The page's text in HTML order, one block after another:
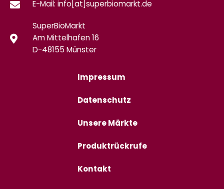
E-Mail: info[at]superbiomarkt.de
SuperBioMarkt
Am Mittelhafen 16
D-48155 Münster
Impressum
Datenschutz
Unsere Märkte
Produktrückrufe
Kontakt